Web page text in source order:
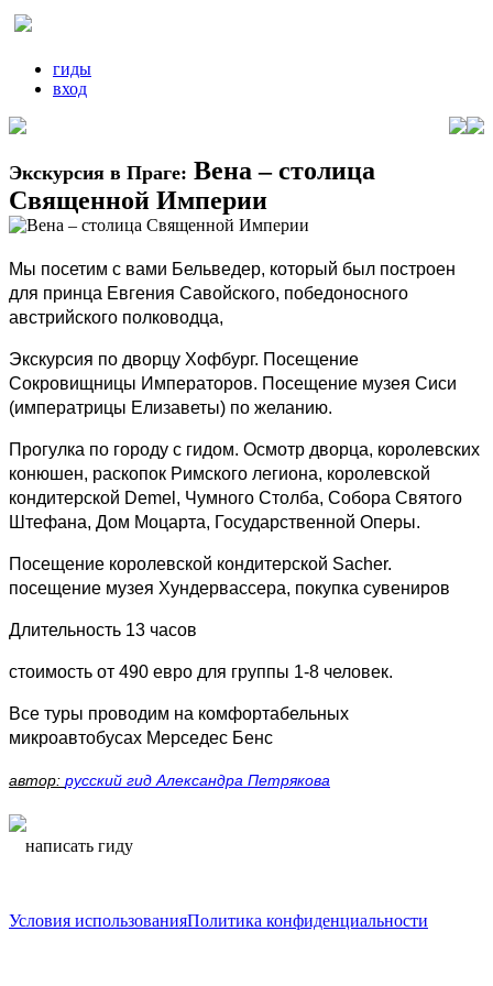
гиды
вход
Экскурсия в Праге: Вена – столица
Священной Империи
Мы посетим с вами Бельведер, который был построен
для принца Евгения Савойского, победоносного
австрийского полководца,
Экскурсия по дворцу Хофбург. Посещение
Сокровищницы Императоров. Посещение музея Сиси
(императрицы Елизаветы) по желанию.
Прогулка по городу с гидом. Осмотр дворца, королевских
конюшен, раскопок Римского легиона, королевской
кондитерской Demel, Чумного Столба, Собора Святого
Штефана, Дом Моцарта, Государственной Оперы.
Посещение королевской кондитерской Sacher.
посещение музея Хундервассера, покупка сувениров
Длительность 13 часов
стоимость от 490 евро для группы 1-8 человек.
Все туры проводим на комфортабельных
микроавтобусах Мерседес Бенс
автор: русский гид Александра Петрякова
написать гиду
Условия использованияПолитика конфиденциальности